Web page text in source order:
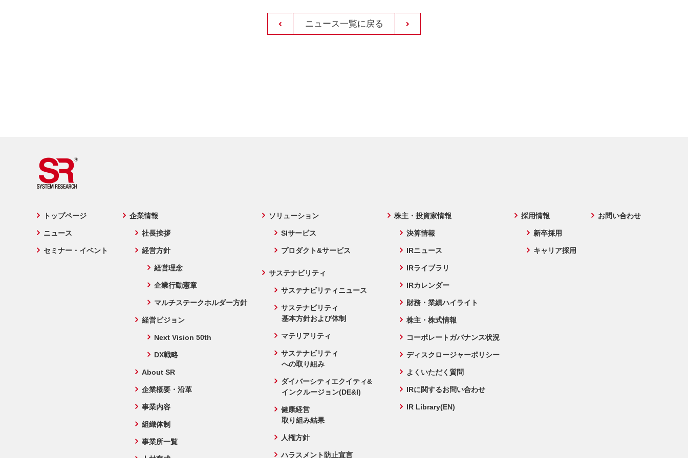
ニュース一覧に戻る
トップページ
ニュース
セミナー・イベント
企業情報
社長挨拶
経営方針
経営理念
企業行動憲章
マルチステークホルダー方針
経営ビジョン
Next Vision 50th
DX戦略
About SR
企業概要・沿革
事業内容
組織体制
事業所一覧
ソリューション
SIサービス
プロダクト&サービス
サステナビリティ
サステナビリティニュース
サステナビリティ
基本方針および体制
マテリアリティ
サステナビリティ
への取り組み
ダイバーシティエクイティ&
インクルージョン(DE&I)
健康経営
取り組み結果
人権方針
ハラスメント防止宣言
株主・投資家情報
決算情報
IRニュース
IRライブラリ
IRカレンダー
財務・業績ハイライト
株主・株式情報
コーポレートガバナンス状況
ディスクロージャーポリシー
よくいただく質問
IRに関するお問い合わせ
IR Library(EN)
採用情報
新卒採用
キャリア採用
お問い合わせ